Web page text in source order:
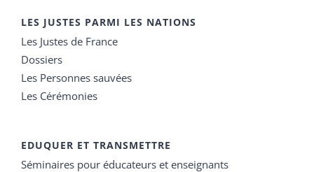
LES JUSTES PARMI LES NATIONS
Les Justes de France
Dossiers
Les Personnes sauvées
Les Cérémonies
EDUQUER ET TRANSMETTRE
Séminaires pour éducateurs et enseignants